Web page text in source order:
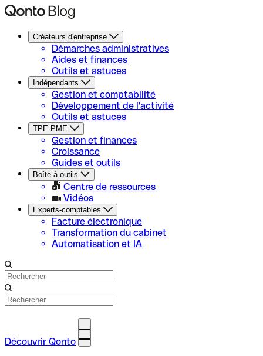
Créateurs d'entreprise
Démarches administratives
Aides et finances
Outils et astuces
Indépendants
Gestion et comptabilité
Développement de l'activité
Outils et astuces
TPE-PME
Gestion et finances
Croissance
Guides et outils
Boîte à outils
Centre de ressources
Vidéos
Experts-comptables
Facture électronique
Transformation du cabinet
Automatisation et IA
Découvrir Qonto